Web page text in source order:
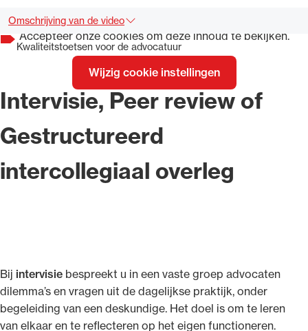
Accepteer onze cookies om deze inhoud te bekijken.
Wijzig cookie instellingen
Omschrijving van de video
Kwaliteitstoetsen voor de advocatuur
Intervisie, Peer review of
Gestructureerd
intercollegiaal overleg
Bij intervisie bespreekt u in een vaste groep advocaten
dilemma’s en vragen uit de dagelijkse praktijk, onder
begeleiding van een deskundige. Het doel is om te leren
van elkaar en te reflecteren op het eigen functioneren.